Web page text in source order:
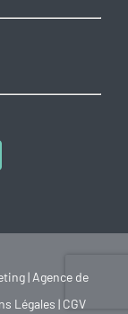
| Agence de
Légales | CGV